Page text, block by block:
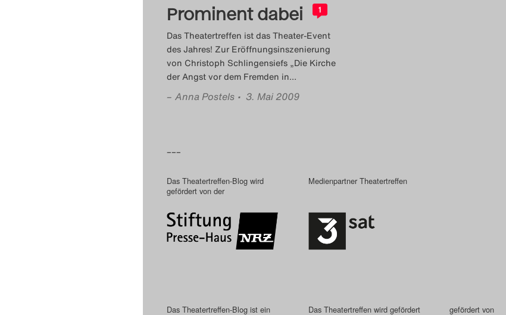
Prominent dabei 1
Das Theatertreffen ist das Theater-Event
des Jahres! Zur Eröffnungsinszenierung
von Christoph Schlingensiefs „Die Kirche
der Angst vor dem Fremden in…
– Anna Postels • 3. Mai 2009
–––
Das Theatertreffen-Blog wird
gefördert von der
Medienpartner Theatertreffen
Das Theatertreffen-Blog ist ein
Das Theatertreffen wird gefördert
gefördert von